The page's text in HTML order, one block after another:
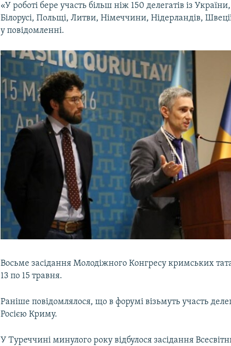
«У роботі бере участь більш ніж 150 делегатів із
Білорусі, Польщі, Литви, Німеччини, Нідерландів,
у повідомленні.
Восьме засідання Молодіжного Конгресу кримських
13 по 15 травня.
Раніше повідомлялося, що в форумі візьмуть участь
Росією Криму.
У Туреччині минулого року відбулося засідання